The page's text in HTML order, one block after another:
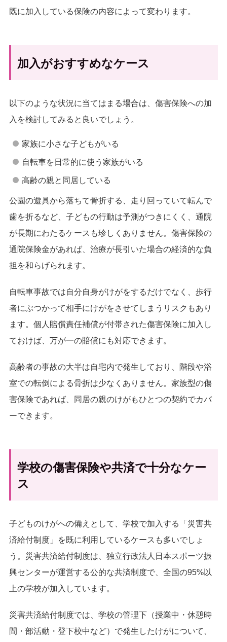
既に加入している保険の内容によって変わります。
加入がおすすめなケース
以下のような状況に当てはまる場合は、傷害保険への加
入を検討してみると良いでしょう。
家族に小さな子どもがいる
自転車を日常的に使う家族がいる
高齢の親と同居している
公園の遊具から落ちて骨折する、走り回っていて転んで
歯を折るなど、子どもの行動は予測がつきにくく、通院
が長期にわたるケースも珍しくありません。傷害保険の
通院保険金があれば、治療が長引いた場合の経済的な負
担を和らげられます。
自転車事故では自分自身がけがをするだけでなく、歩行
者にぶつかって相手にけがをさせてしまうリスクもあり
ます。個人賠償責任補償が付帯された傷害保険に加入し
ておけば、万が一の賠償にも対応できます。
高齢者の事故の大半は自宅内で発生しており、階段や浴
室での転倒による骨折は少なくありません。家族型の傷
害保険であれば、同居の親のけがもひとつの契約でカバ
ーできます。
学校の傷害保険や共済で十分なケー
ス
子どものけがへの備えとして、学校で加入する「災害共
済給付制度」を既に利用しているケースも多いでしょ
う。災害共済給付制度は、独立行政法人日本スポーツ振
興センターが運営する公的な共済制度で、全国の95%以
上の学校が加入しています。
災害共済給付制度では、学校の管理下（授業中・休憩時
間・部活動・登下校中など）で発生したけがについて、